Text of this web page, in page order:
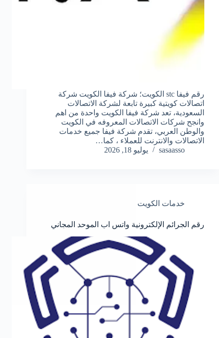
رقم فيفا stc الكويت؛ شركة فيفا الكويت شركة
اتصالات كويتية كبيرة تابعة لشركة الاتصالات
السعودية، تعد شركة فيفا الكويت واحدة من اهم
وانجح شركات الاتصالات المعروفه في الكويت
والوطن العربي، تقدم شركة فيفا جميع خدمات
الاتصالات والانترنت للعملاء ، كما…
sasaasso
يوليو 18, 2026
خدمات الكويت
رقم الجرائم الإلكترونية واتس اب الموحد المجاني